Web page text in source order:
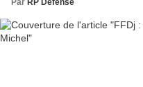
Par RP Defense